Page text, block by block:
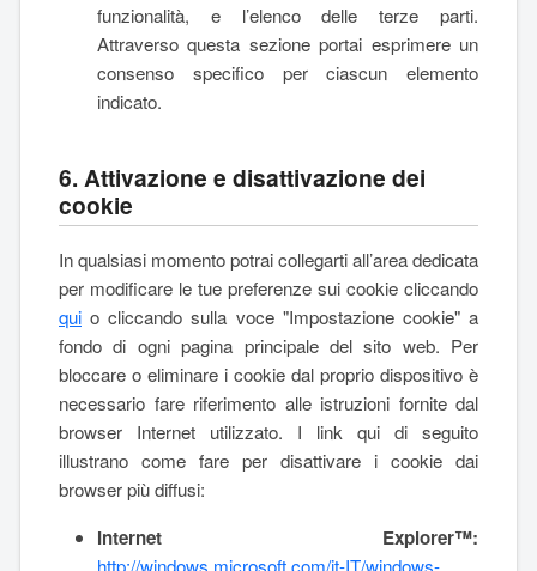
funzionalità, e l’elenco delle terze parti.
Attraverso questa sezione portai esprimere un
consenso specifico per ciascun elemento
indicato.
6. Attivazione e disattivazione dei
cookie
In qualsiasi momento potrai collegarti all’area dedicata
per modificare le tue preferenze sui cookie cliccando
qui o cliccando sulla voce "Impostazione cookie" a
fondo di ogni pagina principale del sito web. Per
bloccare o eliminare i cookie dal proprio dispositivo è
necessario fare riferimento alle istruzioni fornite dal
browser Internet utilizzato. I link qui di seguito
illustrano come fare per disattivare i cookie dai
browser più diffusi:
Internet Explorer™:
http://windows.microsoft.com/it-IT/windows-